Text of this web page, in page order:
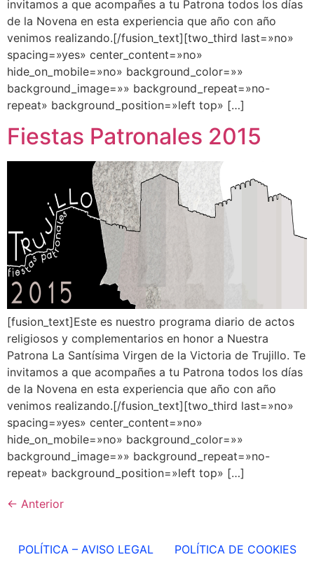
invitamos a que acompañes a tu Patrona todos los días
de la Novena en esta experiencia que año con año
venimos realizando.[/fusion_text][two_third last=»no»
spacing=»yes» center_content=»no»
hide_on_mobile=»no» background_color=»»
background_image=»» background_repeat=»no-
repeat» background_position=»left top» […]
Fiestas Patronales 2015
[fusion_text]Este es nuestro programa diario de actos
religiosos y complementarios en honor a Nuestra
Patrona La Santísima Virgen de la Victoria de Trujillo. Te
invitamos a que acompañes a tu Patrona todos los días
de la Novena en esta experiencia que año con año
venimos realizando.[/fusion_text][two_third last=»no»
spacing=»yes» center_content=»no»
hide_on_mobile=»no» background_color=»»
background_image=»» background_repeat=»no-
repeat» background_position=»left top» […]
← Anterior
POLÍTICA – AVISO LEGAL POLÍTICA DE COOKIES